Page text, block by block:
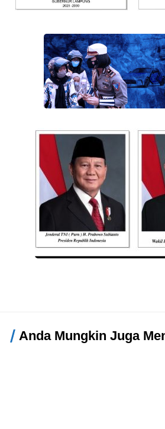
Anda Mungkin Juga